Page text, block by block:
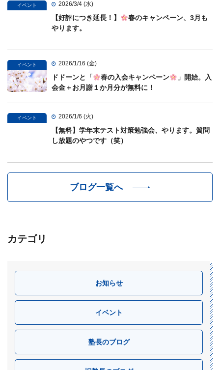
イベント 2026/3/4 (水)
【好評につき延長！】
春のキャンペーン、3月も
やります。
イベント 2026/1/16 (金)
ドドーンと「 春の入会キャンペーン
」開始。入
会金＋お月謝１か月分が無料に！
イベント 2026/1/6 (火)
【無料】学年末テスト対策勉強会、やります。質問
し放題のやつです（笑）
ブログ一覧へ
カテゴリ